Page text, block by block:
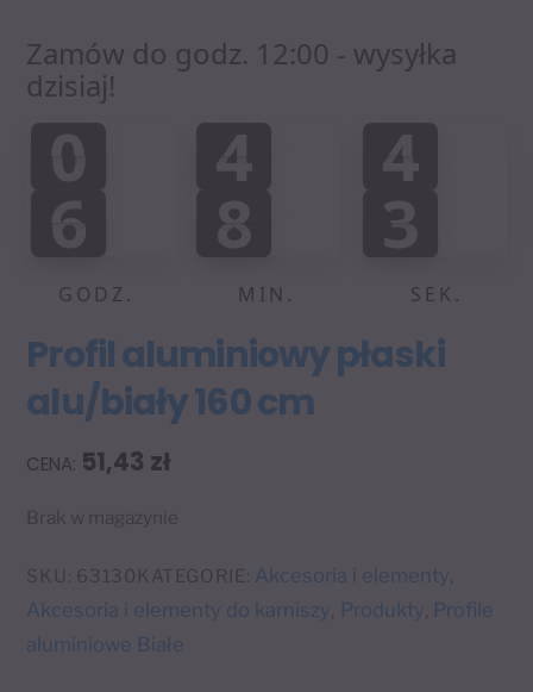
Zamów do godz. 12:00 - wysyłka
dzisiaj!
0
0
6
0
6
4
0
4
8
0
8
4
0
4
3
4
3
GODZ. MIN. SEK.
Profil aluminiowy płaski
alu/biały 160 cm
51,43 zł
Brak w magazynie
SKU: 63130 KATEGORIE: Akcesoria i elementy,
Akcesoria i elementy do karniszy, Produkty, Profile
aluminiowe Białe